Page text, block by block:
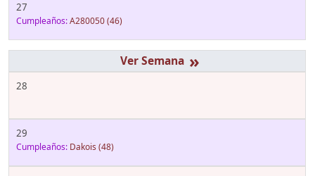
27
Cumpleaños:A280050(46)
»
28
29
Cumpleaños: Dakois (48)